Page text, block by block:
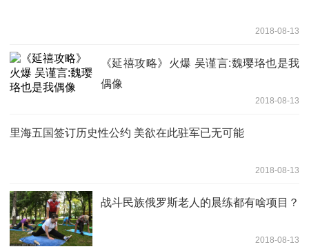
2018-08-13
《延禧攻略》火爆 吴谨言:魏璎珞也是我
偶像
2018-08-13
里海五国签订历史性公约 美欲在此驻军已无可能
2018-08-13
战斗民族俄罗斯老人的晨练都有啥项目？
2018-08-13